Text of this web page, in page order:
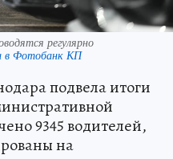
регулярно
в Фотобанк КП
подвела итоги
9345 водителей,
на